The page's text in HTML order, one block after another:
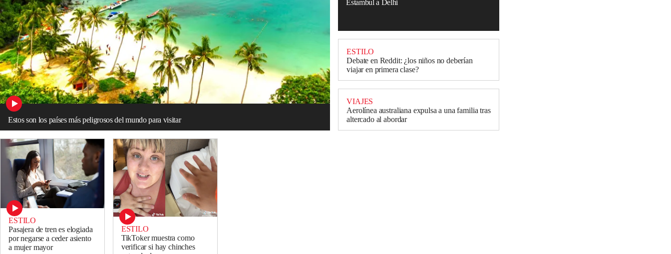
Estos son los países más peligrosos del mundo para visitar
Estambul a Delhi
ESTILO
Debate en Reddit: ¿los niños no deberían
viajar en primera clase?
VIAJES
Aerolínea australiana expulsa a una familia tras
altercado al abordar
ESTILO
Pasajera de tren es elogiada
por negarse a ceder asiento
a mujer mayor
ESTILO
TikToker muestra como
verificar si hay chinches